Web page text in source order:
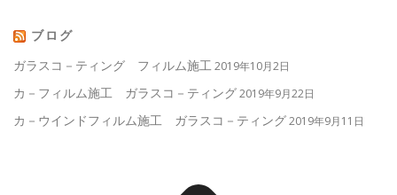
ブログ
ガラスコ－ティング フィルム施工 2019年10月2日
カ－フィルム施工 ガラスコ－ティング2019年9月22日
カ－ウインドフィルム施工 ガラスコ－ティング2019年9月11日